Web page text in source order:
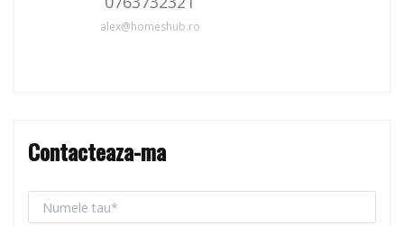
alex@homeshub.ro
Contacteaza-ma